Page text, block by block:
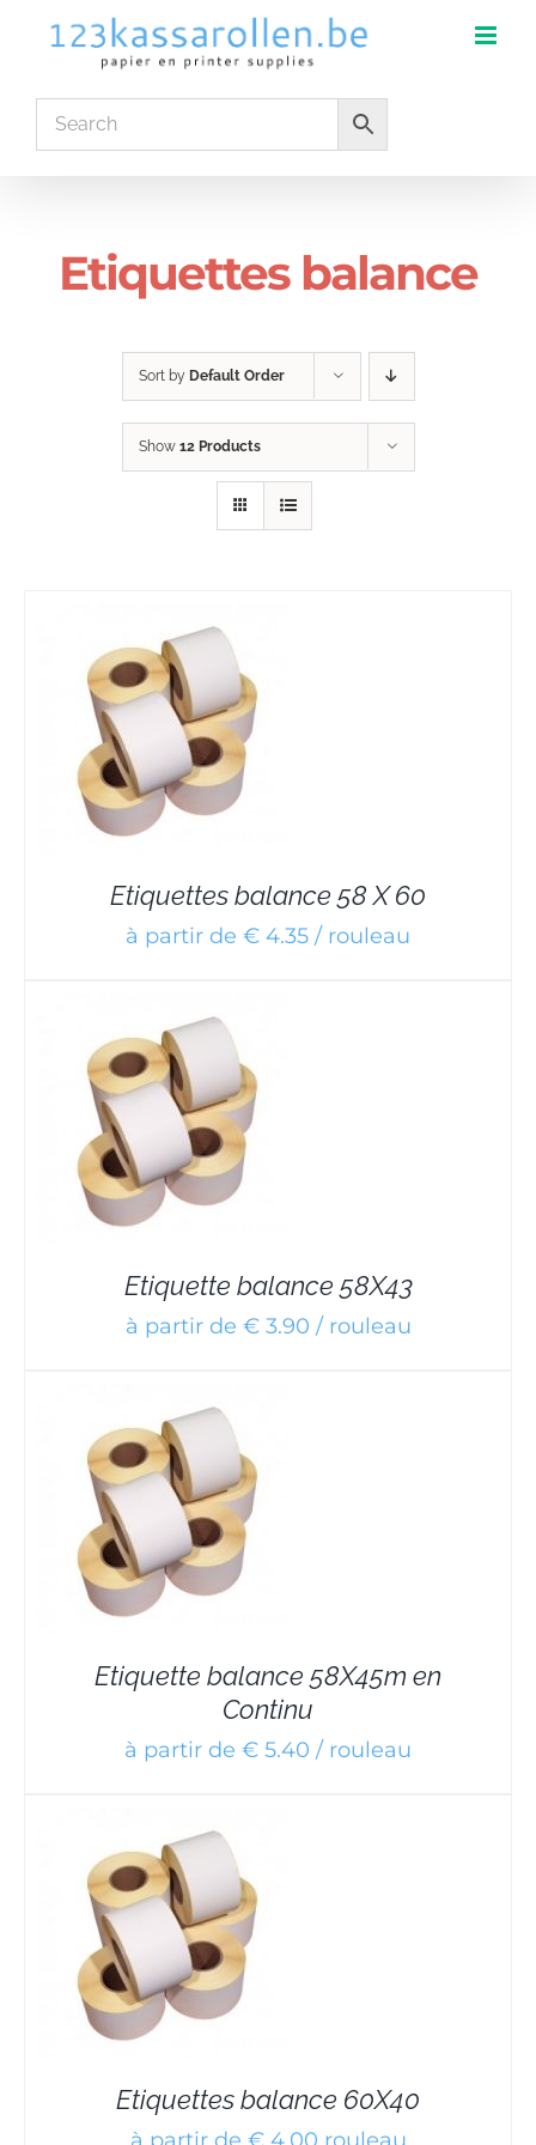
Etiquettes balance
Sort by Default Order
Show 12 Products
Etiquettes balance 58 X 60
à partir de € 4.35 / rouleau
Etiquette balance 58X43
à partir de € 3.90 / rouleau
Etiquette balance 58X45m en
Continu
à partir de € 5.40 / rouleau
Etiquettes balance 60X40